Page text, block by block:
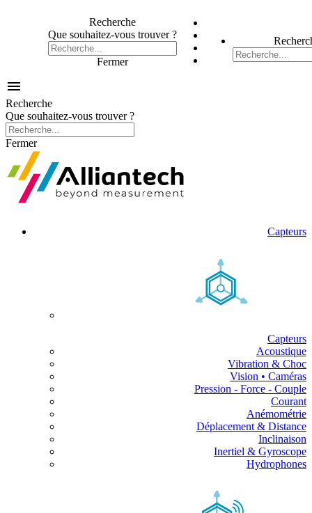
Recherche
Que souhaitez-vous trouver ?
Fermer

Recherche
Que souhaitez-vous trouver ?
Fermer
Capteurs
Capteurs
Acoustique
Vibration & Choc
Vision • Caméras
Pression - Force - Couple
Courant
Anémométrie
Déplacement & Distance
Inclinaison
Inertiel & Gyroscope
Hydrophones